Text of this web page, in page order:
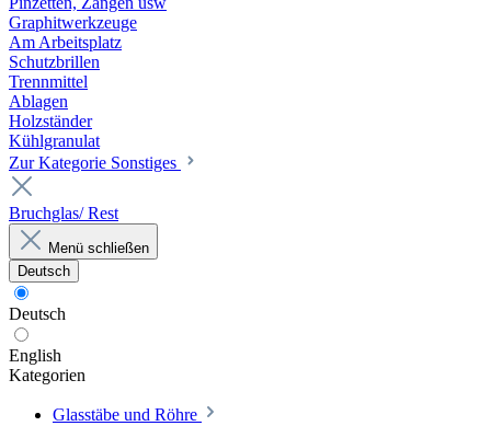
Graphitwerkzeuge
Am Arbeitsplatz
Schutzbrillen
Trennmittel
Ablagen
Holzständer
Kühlgranulat
Zur Kategorie Sonstiges
Bruchglas/ Rest
Menü schließen
Deutsch
Deutsch
English
Kategorien
Glasstäbe und Röhre